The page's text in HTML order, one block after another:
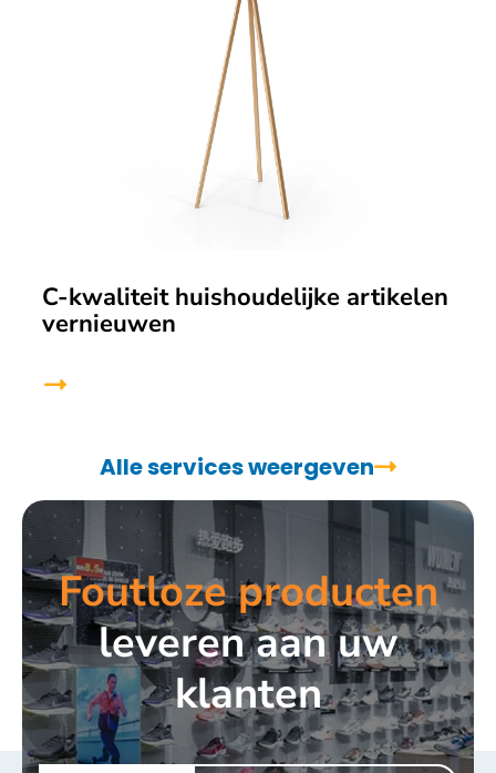
C-kwaliteit huishoudelijke artikelen
vernieuwen
Alle services weergeven
Foutloze producten
leveren aan uw
klanten